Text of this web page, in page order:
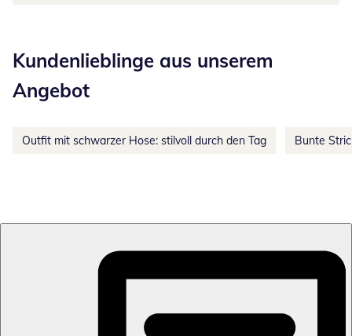
Kundenlieblinge aus unserem
Angebot
Outfit mit schwarzer Hose: stilvoll durch den Tag Bunte